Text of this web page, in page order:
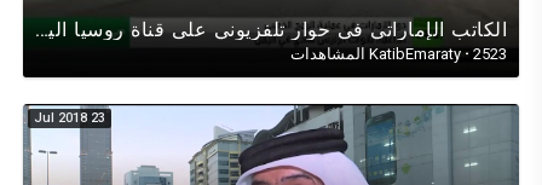
الكاتب الإماراتي في حوار تلفزيوني على قناة روسيا اليوم RT حول تحرير الجيش اﻹماراتي لميناء المخا
KatibEmaraty · 2523 المشاهدات
23 Jul 2018